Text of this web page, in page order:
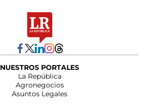
NUESTROS PORTALES
La República
Agronegocios
Asuntos Legales